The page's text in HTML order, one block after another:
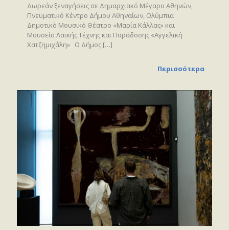
Δωρεάν ξεναγήσεις σε Δημαρχιακό Μέγαρο Αθηνών,
Πνευματικό Κέντρο Δήμου Αθηναίων, Ολύμπια
Δημοτικό Μουσικό Θέατρο «Μαρία Κάλλας» και
Μουσείο Λαϊκής Τέχνης και Παράδοσης «Αγγελική
Χατζημιχάλη» Ο Δήμος […]
Περισσότερα